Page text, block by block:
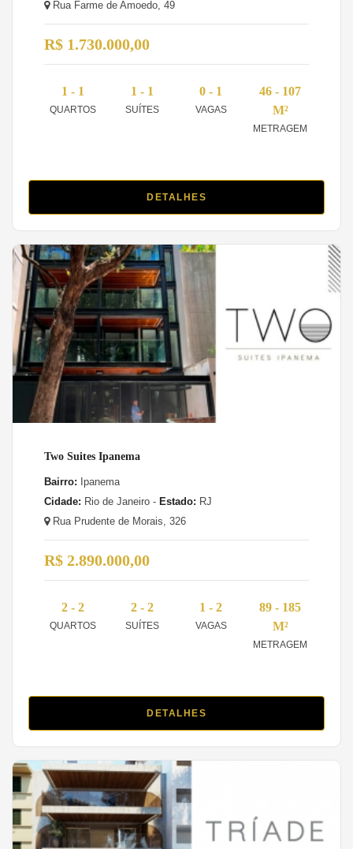
Rua Farme de Amoedo, 49
R$ 1.730.000,00
1 - 1
QUARTOS
1 - 1
SUÍTES
0 - 1
VAGAS
46 - 107
M²
METRAGEM
DETALHES
Two Suites Ipanema
Bairro: Ipanema
Cidade: Rio de Janeiro - Estado: RJ
Rua Prudente de Morais, 326
R$ 2.890.000,00
2 - 2
QUARTOS
2 - 2
SUÍTES
1 - 2
VAGAS
89 - 185
M²
METRAGEM
DETALHES